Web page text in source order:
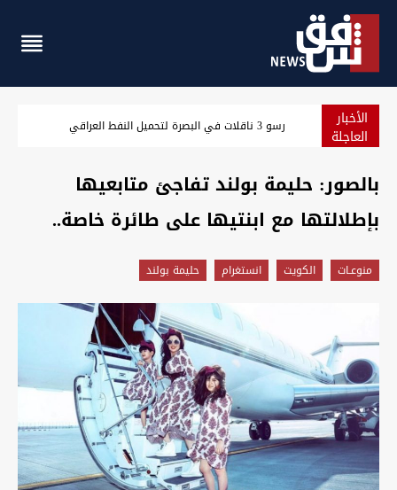
الأخبار
العاجلة مسؤول سعودي: نرصد استعدادات من جماعات عراقية
بالصور: حليمة بولند تفاجئ متابعيها
بإطلالتها مع ابنتيها على طائرة خاصة..
منوعـات الكويت انستغرام حليمة بولند